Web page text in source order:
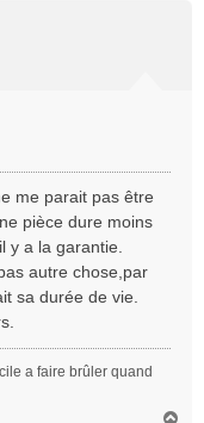
me parait pas être
pièce dure moins
y a la garantie.
autre chose,par
sa durée de vie.
a faire brûler quand